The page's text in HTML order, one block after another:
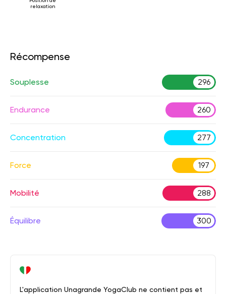
relaxation
Récompense
Souplesse 296
Endurance 260
Concentration 277
Force 197
Mobilité 288
Équilibre 300
L'application Unagrande YogaClub ne contient pas et